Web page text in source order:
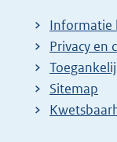
Informatie
Privacy en
Sitemap
E